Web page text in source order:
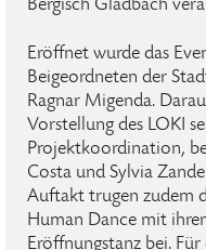
Bergisch Gladbach
Eröffnet wurde das
Beigeordneten der
Ragnar Migenda.
Vorstellung des LOKI
Projektkoordination,
Costa und Sylvia
Auftakt trugen zudem
Human Dance mit
Eröffnungstanz bei.